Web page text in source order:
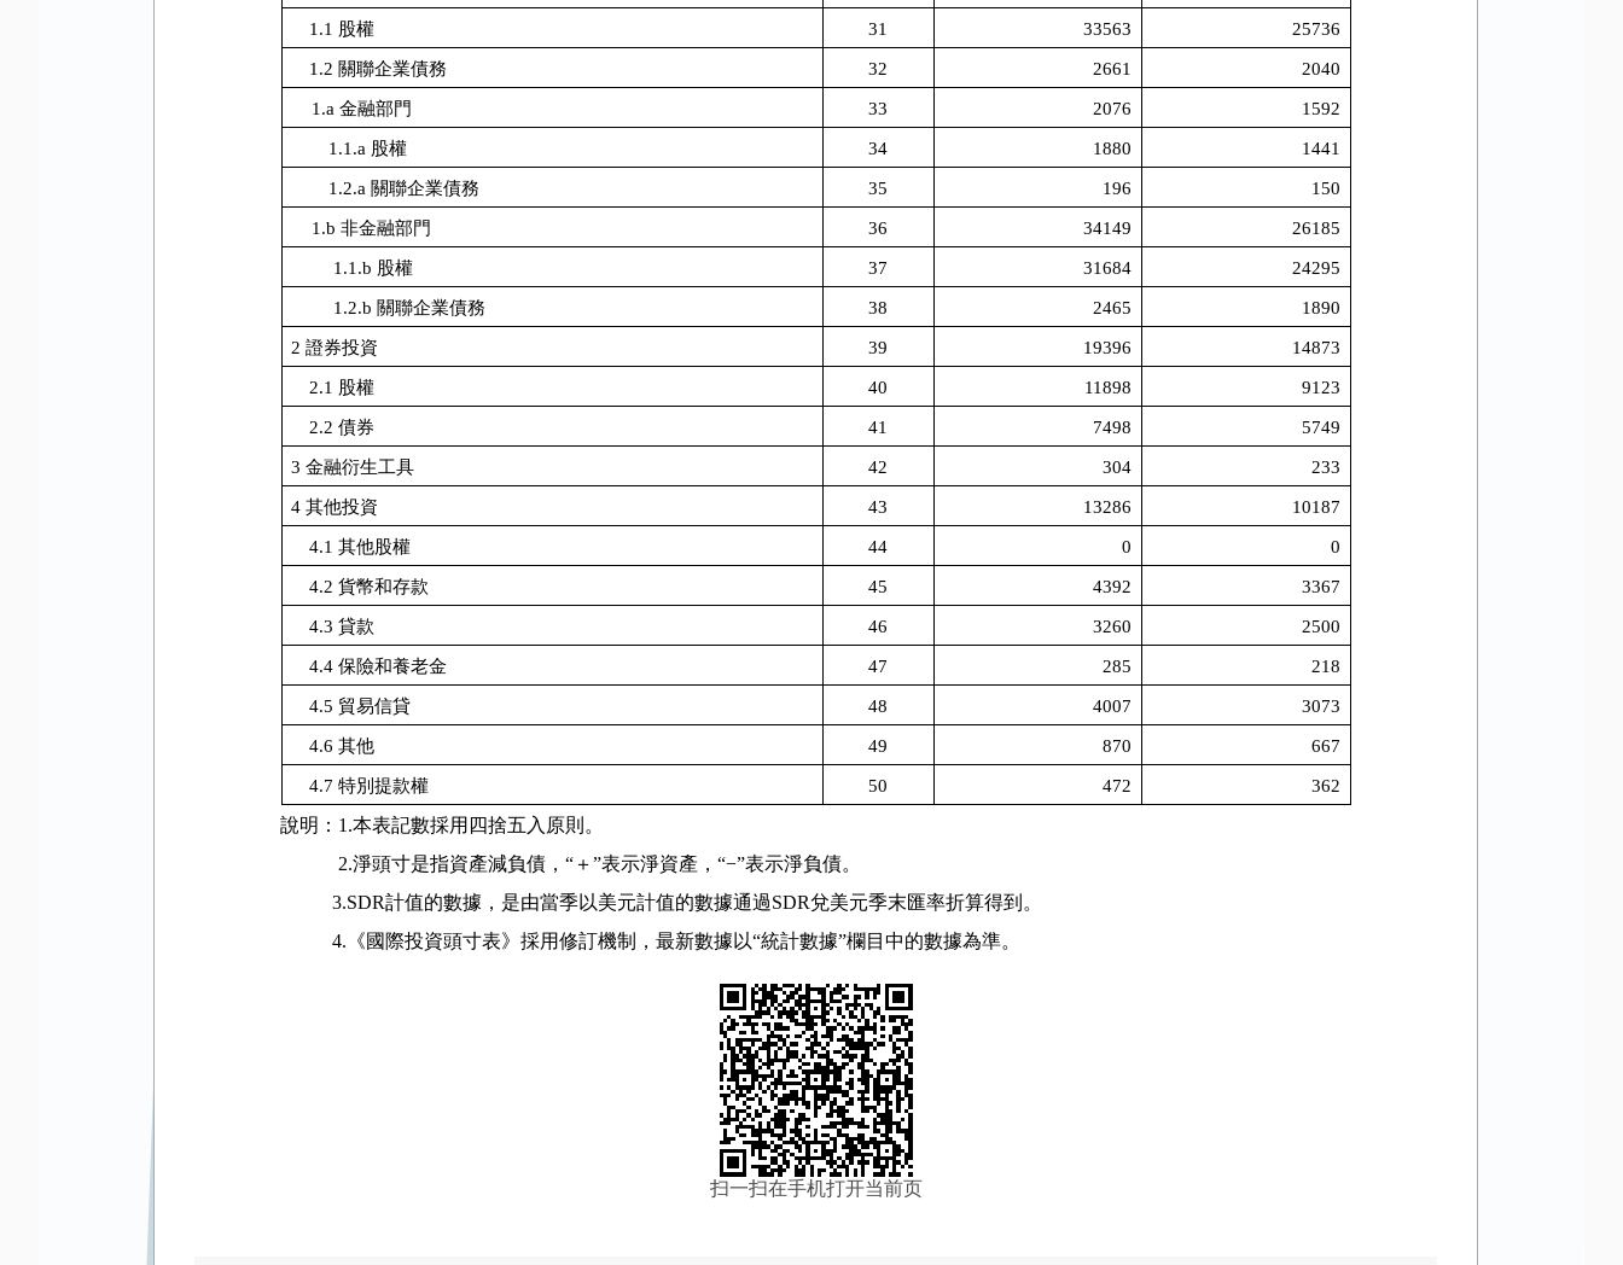
1.1 股權 31 33563 25736
1.2 關聯企業債務 32 2661 2040
1.a 金融部門 33 2076 1592
1.1.a 股權 34 1880 1441
1.2.a 關聯企業債務 35 196 150
1.b非金融部門 36 34149 26185
1.1.b 股權 37 31684 24295
1.2.b 關聯企業債務 38 2465 1890
2證券投資 39 19396 14873
2.1 股權 40 11898 9123
2.2 債券 41 7498 5749
3金融衍生工具 42 304 233
4其他投資 43 13286 10187
4.1 其他股權 44 0 0
4.2 貨幣和存款 45 4392 3367
4.3 貸款 46 3260 2500
4.4 保險和養老金 47 285 218
4.5 貿易信貸 48 4007 3073
4.6 其他 49 870 667
4.7 特別提款權 50 472 362
說明： 1.本表記數採用四捨五入原則。
2.淨頭寸是指資產減負債，“＋”表示淨資產，“−”表示淨負債。
3.SDR計值的數據，是由當季以美元計值的數據通過SDR兌美元季末匯率折算得到。
4. 《國際投資頭寸表》採用修訂機制，最新數據以“統計數據”欄目中的數據為準。
扫一扫在手机打开当前页